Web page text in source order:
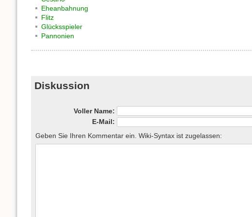
Eheanbahnung
Flitz
Glücksspieler
Pannonien
Diskussion
Voller Name:
E-Mail:
Geben Sie Ihren Kommentar ein. Wiki-Syntax ist zugelassen: